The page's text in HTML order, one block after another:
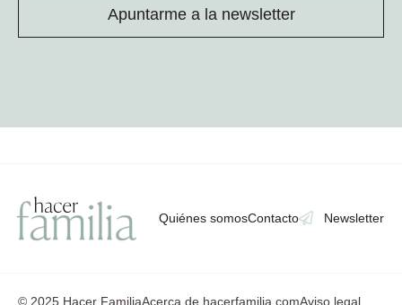
Apuntarme a la newsletter
Quiénes somosContacto Newsletter
© 2025 Hacer FamiliaAcerca de hacerfamilia.comAviso legal